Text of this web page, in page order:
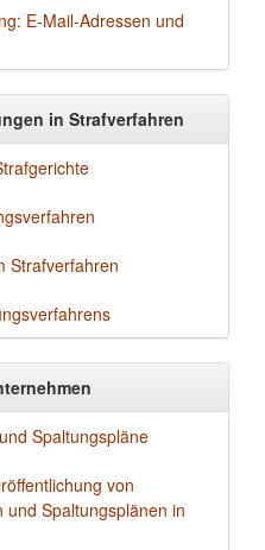
E-Mail-Adressen und
in Strafverfahren
Strafverfahren
Spaltungspläne
von
und Spaltungsplänen in